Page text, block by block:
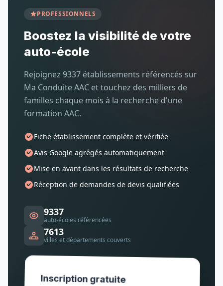
PROFESSIONNELS
Boostez la visibilité de votre
auto-école
Rejoignez 9337 établissements référencés sur
Ma Conduite AAC et touchez des milliers de
familles chaque mois à la recherche d'une
formation AAC.
Fiche établissement complète et vérifiée
Avis Google agrégés automatiquement
Mise en avant dans les résultats de recherche
Réception de demandes de devis qualifiées
9337
auto-écoles référencées
7613
villes et départements couverts
Inscription gratuite